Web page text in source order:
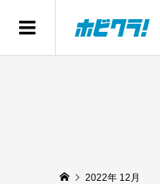
2022年 12月